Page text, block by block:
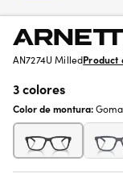
AN7274U MilledProduct
3 colores
Color de montura: